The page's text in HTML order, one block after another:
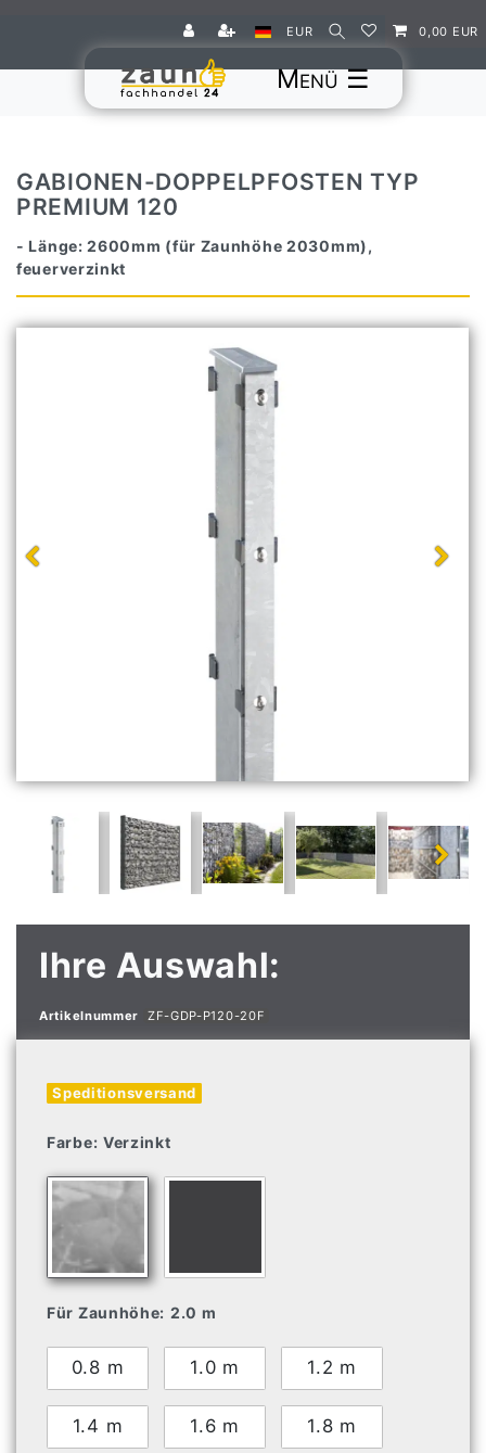
EUR 0,00 EUR
☰
GABIONEN-DOPPELPFOSTEN TYP
PREMIUM 120
- Länge: 2600mm (für Zaunhöhe 2030mm),
feuerverzinkt
Ihre Auswahl:
Artikelnummer ZF-GDP-P120-20F
Speditionsversand
Farbe: Verzinkt
Für Zaunhöhe: 2.0 m
0.8 m 1.0 m 1.2 m
1.4 m 1.6 m 1.8 m